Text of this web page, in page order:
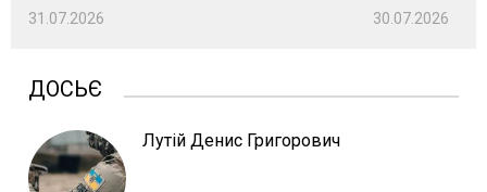
31.07.2026 30.07.2026
ДОСЬЄ
Лутій Денис Григорович